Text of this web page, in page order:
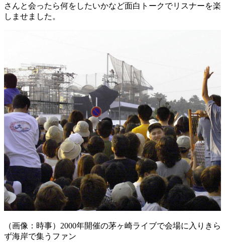
さんと会ったら何をしたいかなど面白トークでリスナーを楽
しませました。
（画像：時事）2000年開催の茅ヶ崎ライブで会場に入りきら
ず海岸で集うファン